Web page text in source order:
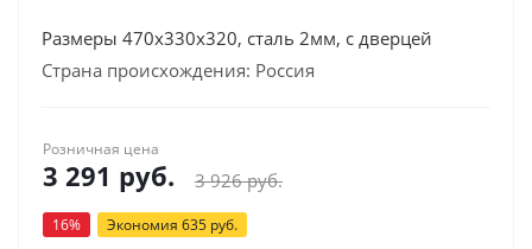
Размеры 470х330х320, сталь 2мм, с дверцей
Страна происхождения: Россия
Розничная цена
3 291 руб. 3 926руб.
16% Экономия 635 руб.